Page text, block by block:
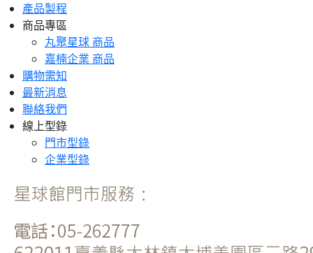
產品製程
商品專區
丸聚星球 商品
嘉楠企業 商品
購物需知
最新消息
聯絡我們
線上型錄
門市型錄
企業型錄